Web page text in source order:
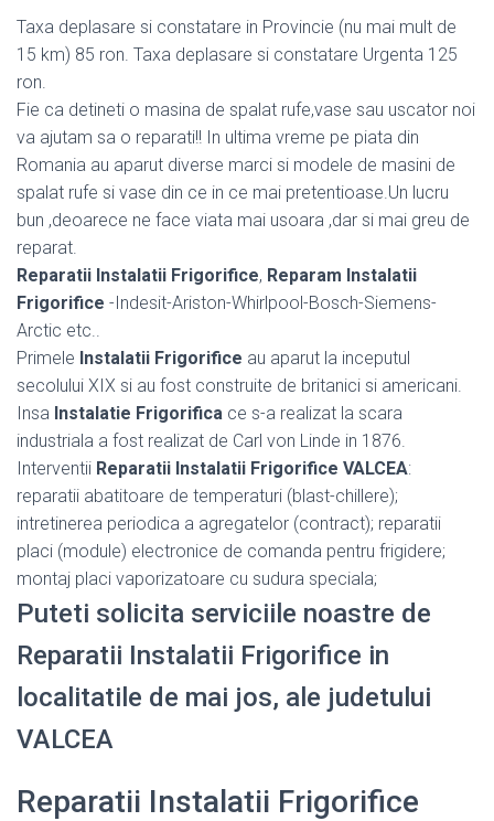
Taxa deplasare si constatare in Provincie (nu mai mult de
15 km) 85 ron. Taxa deplasare si constatare Urgenta 125
ron.
Fie ca detineti o masina de spalat rufe,vase sau uscator noi
va ajutam sa o reparati!! In ultima vreme pe piata din
Romania au aparut diverse marci si modele de masini de
spalat rufe si vase din ce in ce mai pretentioase.Un lucru
bun ,deoarece ne face viata mai usoara ,dar si mai greu de
reparat.
Reparatii Instalatii Frigorifice, Reparam Instalatii
Frigorifice -Indesit-Ariston-Whirlpool-Bosch-Siemens-
Arctic etc..
Primele Instalatii Frigorifice au aparut la inceputul
secolului XIX si au fost construite de britanici si americani.
Insa Instalatie Frigorifica ce s-a realizat la scara
industriala a fost realizat de Carl von Linde in 1876.
Interventii Reparatii Instalatii Frigorifice VALCEA:
reparatii abatitoare de temperaturi (blast-chillere);
intretinerea periodica a agregatelor (contract); reparatii
placi (module) electronice de comanda pentru frigidere;
montaj placi vaporizatoare cu sudura speciala;
Puteti solicita serviciile noastre de
Reparatii Instalatii Frigorifice in
localitatile de mai jos, ale judetului
VALCEA
Reparatii Instalatii Frigorifice